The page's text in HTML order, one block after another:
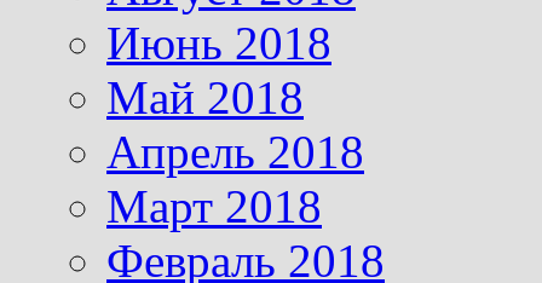
Июнь 2018
Май 2018
Апрель 2018
Март 2018
Февраль 2018